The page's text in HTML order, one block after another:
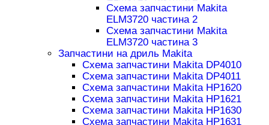
Схема запчастини Makita
ELM3720 частина 2
Схема запчастини Makita
ELM3720 частина 3
Запчастини на дриль Makita
Схема запчастини Makita DP4010
Схема запчастини Makita DP4011
Схема запчастини Makita HP1620
Схема запчастини Makita HP1621
Схема запчастини Makita HP1630
Схема запчастини Makita HP1631